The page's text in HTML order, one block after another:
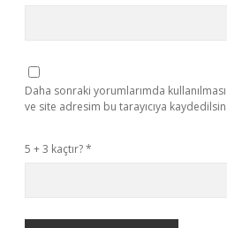
Daha sonraki yorumlarımda
ve site adresim bu tarayıcıya kaydedilsin.
5 + 3 kaçtır?*